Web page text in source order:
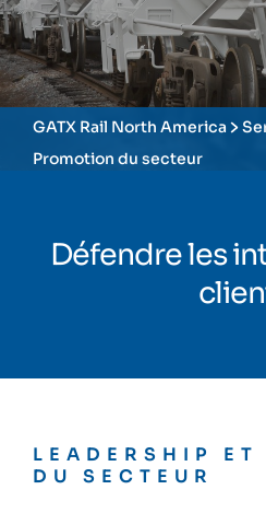
GATX Rail North America
Promotion du secteur
Défendre les
LEADERSHIP ET
DU SECTEUR